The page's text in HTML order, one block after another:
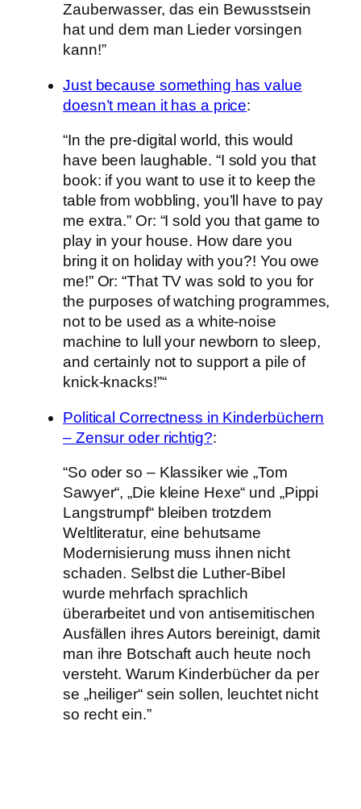
Zauberwasser, das ein Bewusstsein
hat und dem man Lieder vorsingen
kann!”
Just because something has value
doesn’t mean it has a price:
“In the pre-digital world, this would
have been laughable. “I sold you that
book: if you want to use it to keep the
table from wobbling, you’ll have to pay
me extra.” Or: “I sold you that game to
play in your house. How dare you
bring it on holiday with you?! You owe
me!” Or: “That TV was sold to you for
the purposes of watching programmes,
not to be used as a white-noise
machine to lull your newborn to sleep,
and certainly not to support a pile of
knick-knacks!”“
Political Correctness in Kinderbüchern
– Zensur oder richtig?:
“So oder so – Klassiker wie „Tom
Sawyer“, „Die kleine Hexe“ und „Pippi
Langstrumpf“ bleiben trotzdem
Weltliteratur, eine behutsame
Modernisierung muss ihnen nicht
schaden. Selbst die Luther-Bibel
wurde mehrfach sprachlich
überarbeitet und von antisemitischen
Ausfällen ihres Autors bereinigt, damit
man ihre Botschaft auch heute noch
versteht. Warum Kinderbücher da per
se „heiliger“ sein sollen, leuchtet nicht
so recht ein.”